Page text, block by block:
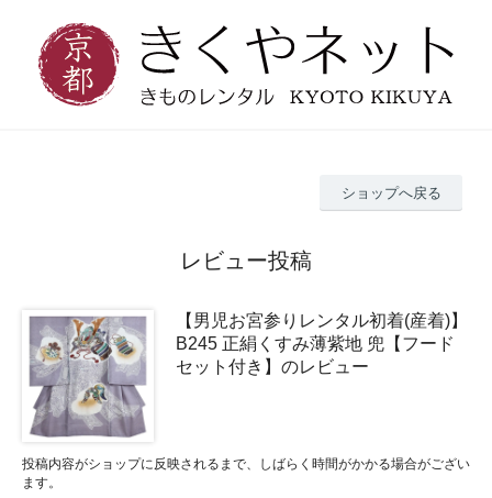
ショップへ戻る
レビュー投稿
【男児お宮参りレンタル初着(産着)】
B245 正絹くすみ薄紫地 兜【フード
セット付き】のレビュー
投稿内容がショップに反映されるまで、しばらく時間がかかる場合がござい
ます。